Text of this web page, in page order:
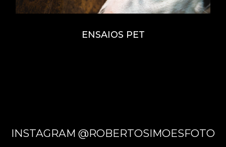
ENSAIOS PET
INSTAGRAM @ROBERTOSIMOESFOTO